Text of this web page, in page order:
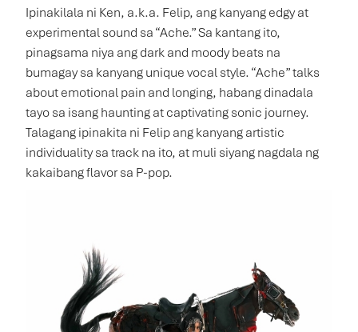
Ipinakilala ni Ken, a.k.a. Felip, ang kanyang edgy at
experimental sound sa “Ache.” Sa kantang ito,
pinagsama niya ang dark and moody beats na
bumagay sa kanyang unique vocal style. “Ache” talks
about emotional pain and longing, habang dinadala
tayo sa isang haunting at captivating sonic journey.
Talagang ipinakita ni Felip ang kanyang artistic
individuality sa track na ito, at muli siyang nagdala ng
kakaibang flavor sa P-pop.